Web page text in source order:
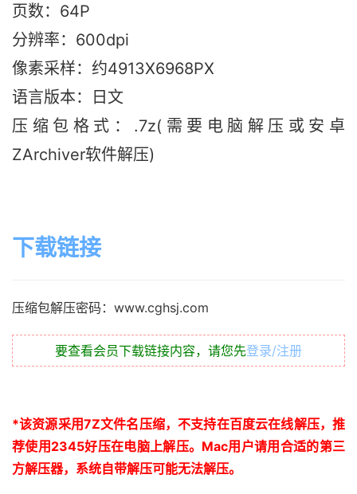
页数：64P
分辨率：600dpi
像素采样：约4913X6968PX
语言版本：日文
压缩包格式：.7z(需要电脑解压或安卓
ZArchiver软件解压)
下载链接
压缩包解压密码：www.cghsj.com
要查看会员下载链接内容，请您先登录/注册
*该资源采用7Z文件名压缩，不支持在百度云在线解压，推
荐使用2345好压在电脑上解压。 Mac用户请用合适的第三
方解压器，系统自带解压可能无法解压。